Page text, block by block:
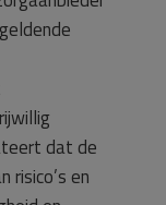
dat de
risico’s en